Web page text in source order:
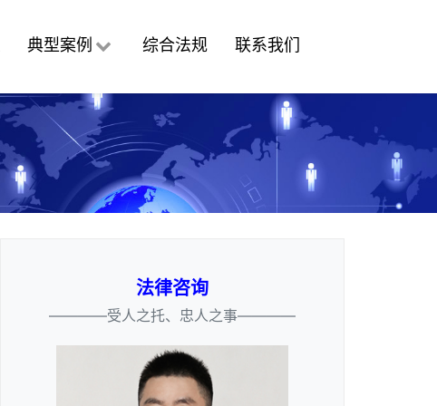
典型案例 综合法规 联系我们
法律咨询
————受人之托、忠人之事————